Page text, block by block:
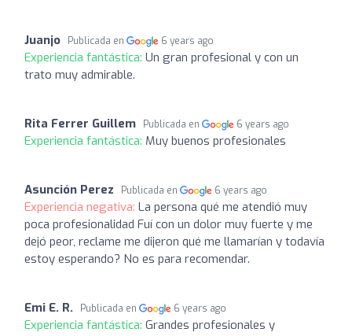
Juanjo Publicada en 6 years ago
Experiencia fantástica: Un gran profesional y con un
trato muy admirable.
Rita Ferrer Guillem Publicada en 6 years ago
Experiencia fantástica: Muy buenos profesionales
Asunción Perez Publicada en 6 years ago
Experiencia negativa: La persona qué me atendió muy
poca profesionalidad Fuí con un dolor muy fuerte y me
dejó peor, reclame me dijeron qué me llamarían y todavía
estoy esperando? No es para recomendar.
Emi E. R. Publicada en 6 years ago
Experiencia fantástica: Grandes profesionales y